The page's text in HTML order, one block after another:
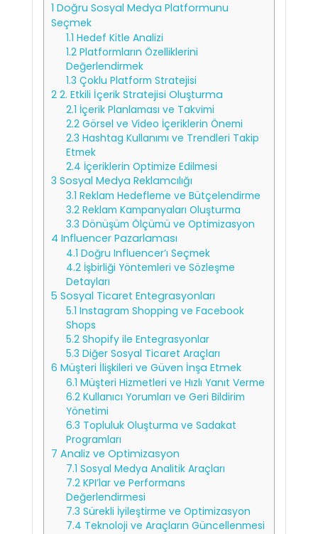
1 Doğru Sosyal Medya Platformunu
Seçmek
1.1 Hedef Kitle Analizi
1.2Platformların Özelliklerini
Değerlendirmek
1.3 Çoklu Platform Stratejisi
2 2. Etkili İçerik Stratejisi Oluşturma
2.1 İçerik Planlaması ve Takvimi
2.2Görsel ve Video İçeriklerin Önemi
2.3 Hashtag Kullanımı ve Trendleri Takip
Etmek
2.4 İçeriklerin Optimize Edilmesi
3 Sosyal Medya Reklamcılığı
3.1 Reklam Hedefleme ve Bütçelendirme
3.2Reklam Kampanyaları Oluşturma
3.3 Dönüşüm Ölçümü ve Optimizasyon
4 Influencer Pazarlaması
4.1 Doğru Influencer’ı Seçmek
4.2İşbirliği Yöntemleri ve Sözleşme
Detayları
5 Sosyal Ticaret Entegrasyonları
5.1 Instagram Shopping ve Facebook
Shops
5.2Shopify ile Entegrasyonlar
5.3 Diğer Sosyal Ticaret Araçları
6 Müşteri İlişkileri ve Güven İnşa Etmek
6.1 Müşteri Hizmetleri ve Hızlı Yanıt Verme
6.2Kullanıcı Yorumları ve Geri Bildirim
Yönetimi
6.3 Topluluk Oluşturma ve Sadakat
Programları
7 Analiz ve Optimizasyon
7.1 Sosyal Medya Analitik Araçları
7.2KPI’lar ve Performans
Değerlendirmesi
7.3 Sürekli İyileştirme ve Optimizasyon
7.4 Teknoloji ve Araçların Güncellenmesi